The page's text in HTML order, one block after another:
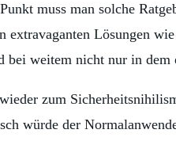
muss man solche
extravaganten Lösungen
bei weitem nicht nur in dem
zum
würde der